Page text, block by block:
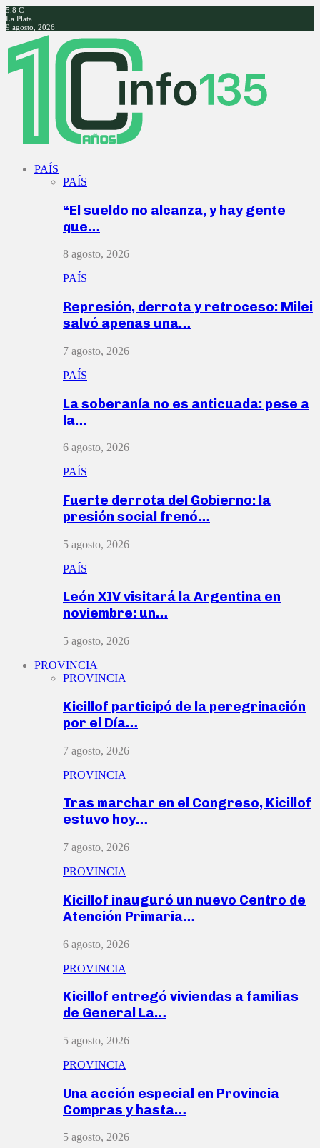
5.8 C
La Plata
9 agosto, 2026
Facebook
Twitter
Instagram
Youtube
PAÍS
PAÍS
“El sueldo no alcanza, y hay gente
que…
8 agosto, 2026
PAÍS
Represión, derrota y retroceso: Milei
salvó apenas una…
7 agosto, 2026
PAÍS
La soberanía no es anticuada: pese a
la…
6 agosto, 2026
PAÍS
Fuerte derrota del Gobierno: la
presión social frenó…
5 agosto, 2026
PAÍS
León XIV visitará la Argentina en
noviembre: un…
5 agosto, 2026
PROVINCIA
PROVINCIA
Kicillof participó de la peregrinación
por el Día…
7 agosto, 2026
PROVINCIA
Tras marchar en el Congreso, Kicillof
estuvo hoy…
7 agosto, 2026
PROVINCIA
Kicillof inauguró un nuevo Centro de
Atención Primaria…
6 agosto, 2026
PROVINCIA
Kicillof entregó viviendas a familias
de General La…
5 agosto, 2026
PROVINCIA
Una acción especial en Provincia
Compras y hasta…
5 agosto, 2026